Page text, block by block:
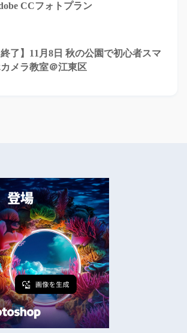
CCフォトプラン
終了】11月8日 秋の公園で初心者スマ
メラ教室＠江東区